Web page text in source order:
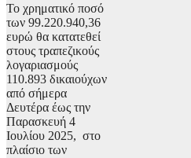
To χρηματικό ποσό
των 99.220.940,36
ευρώ θα κατατεθεί
στους τραπεζικούς
λογαριασμούς
110.893 δικαιούχων
από σήμερα
Δευτέρα έως την
Παρασκευή 4
Ιουλίου 2025, στο
πλαίσιο των